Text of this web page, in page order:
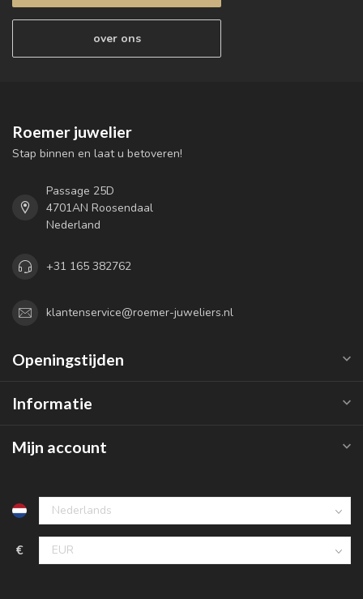
over ons
Roemer juwelier
Stap binnen en laat u betoveren!
Passage 25D
4701AN Roosendaal
Nederland
+31 165 382762
klantenservice@roemer-juweliers.nl
Openingstijden
Informatie
Mijn account
€